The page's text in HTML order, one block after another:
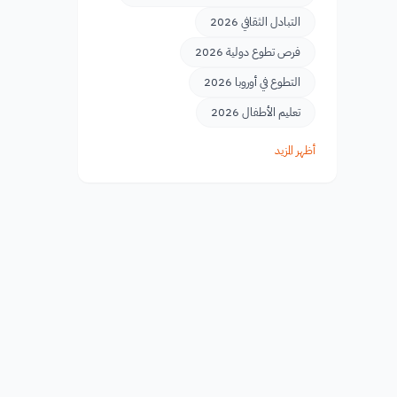
التبادل الثقافي 2026
فرص تطوع دولية 2026
التطوع في أوروبا 2026
تعليم الأطفال 2026
أظهر المزيد